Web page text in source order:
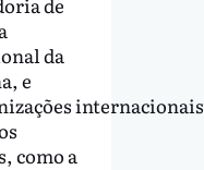
da
e
internacionais
como a